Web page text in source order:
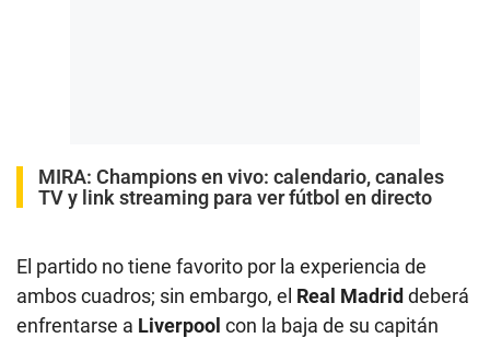
MIRA: Champions en vivo: calendario, canales
TV y link streaming para ver fútbol en directo
El partido no tiene favorito por la experiencia de
ambos cuadros; sin embargo, el Real Madrid deberá
enfrentarse a Liverpool con la baja de su capitán